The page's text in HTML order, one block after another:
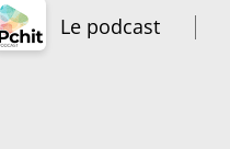
Le podcast